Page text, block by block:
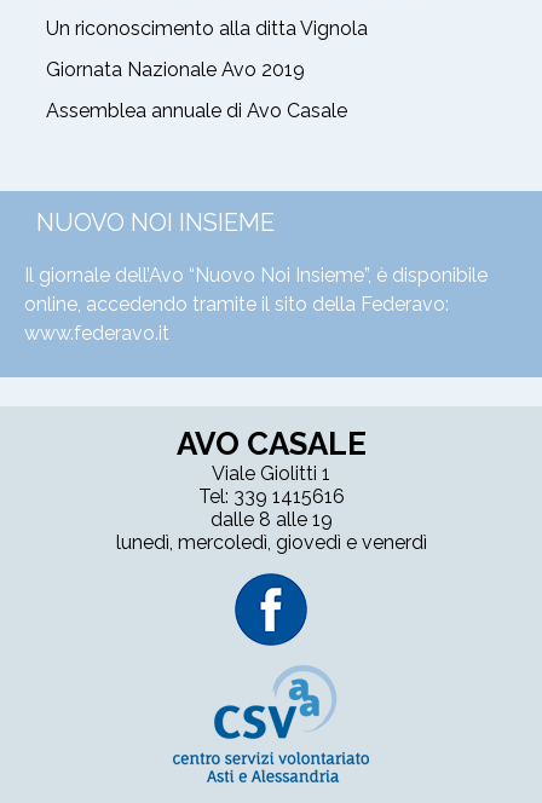
Un riconoscimento alla ditta Vignola
Giornata Nazionale Avo 2019
Assemblea annuale di Avo Casale
NUOVO NOI INSIEME
Il giornale dell’Avo “Nuovo Noi Insieme”, è disponibile
online, accedendo tramite il sito della Federavo:
www.federavo.it
AVO CASALE
Viale Giolitti 1
Tel: 339 1415616
dalle 8 alle 19
lunedì, mercoledì, giovedì e venerdì